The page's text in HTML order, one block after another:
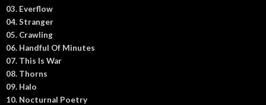
03. Everflow
04. Stranger
05. Crawling
06. Handful Of Minutes
07. This Is War
08. Thorns
09. Halo
10. Nocturnal Poetry